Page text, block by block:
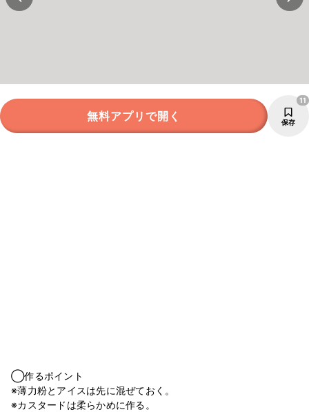
無料アプリで開く 保存
11
◯作るポイント
※薄力粉とアイスは先に混ぜておく。
※カスタードは柔らかめに作る。